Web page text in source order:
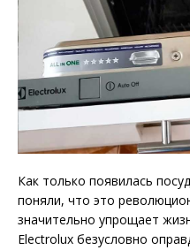
Как только появилась
поняли, что это
значительно упрощает
Electrolux безусловно